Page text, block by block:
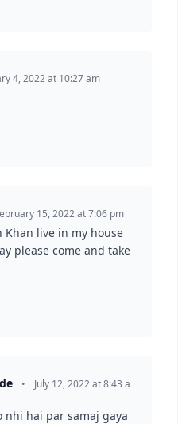
4, 2022 at 10:27 am
15, 2022 at 7:06 pm
Khan live in my house
please come and take
•
July 12, 2022 at 8:43 a
nhi hai par samaj gaya